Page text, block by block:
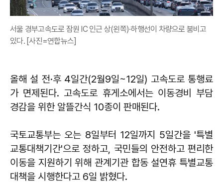
서울 경부고속도로 잠원 IC 인근 상(왼쪽)·하행선이 차량으로 붐비고
있다. [사진=연합뉴스]
올해 설 전·후 4일간(2월9일~12일) 고속도로 통행료
가 면제된다. 고속도로 휴게소에서는 이동경비 부담
경감을 위한 알뜰간식 10종이 판매된다.
국토교통부는 오는 8일부터 12일까지 5일간을 '특별
교통대책기간'으로 정하고, 국민들의 안전하고 편리한
이동을 지원하기 위해 관계기관 합동 설연휴 특별교통
대책을 시행한다고 6일 밝혔다.